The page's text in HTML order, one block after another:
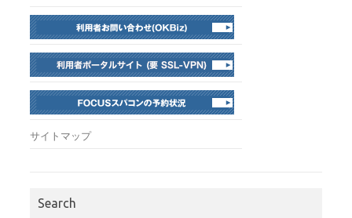
サイトマップ
Search